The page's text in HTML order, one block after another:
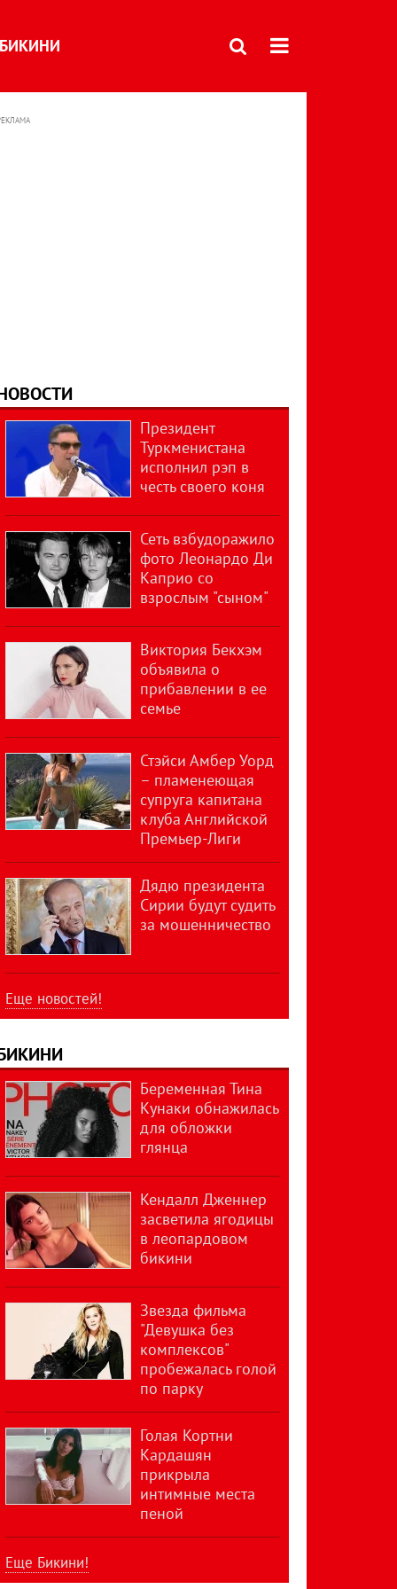
БИКИНИ
Президент
Туркменистана
исполнил рэп в
честь своего коня
Сеть взбудоражило
фото Леонардо Ди
Каприо со
взрослым "сыном"
Виктория Бекхэм
объявила о
прибавлении в ее
семье
Стэйси Амбер Уорд
– пламенеющая
супруга капитана
клуба Английской
Премьер-Лиги
Дядю президента
Сирии будут судить
за мошенничество
Еще новостей!
Беременная Тина
Кунаки обнажилась
для обложки
глянца
Кендалл Дженнер
засветила ягодицы
в леопардовом
бикини
Звезда фильма
"Девушка без
комплексов"
пробежалась голой
по парку
Голая Кортни
Кардашян
прикрыла
интимные места
пеной
Еще Бикини!